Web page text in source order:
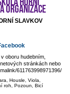
organizace
SLAVKOV
oboru hudebním,
stránkách nebo
611763998971396/
Housle, Viola,
roh, Pozoun, Bicí